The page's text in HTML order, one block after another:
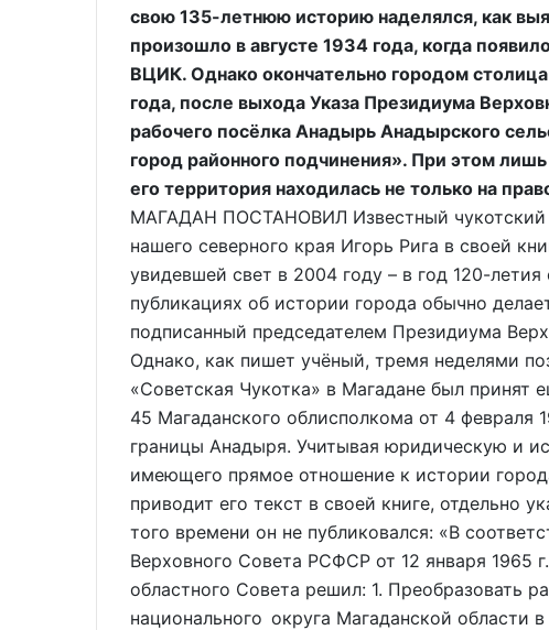
свою 135-летнюю историю наделялся, как
произошло в августе 1934 года, когда
ВЦИК. Однако окончательно городом
года, после выхода Указа Президиума
рабочего посёлка Анадырь Анадырского
город районного подчинения». При этом
его территория находилась не только на
МАГАДАН ПОСТАНОВИЛ Известный чукотский
нашего северного края Игорь Рига в своей
увидевшей свет в 2004 году – в год 120-
публикациях об истории города обычно
подписанный председателем Президиума
Однако, как пишет учёный, тремя неделями
«Советская Чукотка» в Магадане был
45 Магаданского облисполкома от 4 февраля
границы Анадыря. Учитывая юридическую и
имеющего прямое отношение к истории
приводит его текст в своей книге, отдельно
того времени он не публиковался: «В
Верховного Совета РСФСР от 12 января 1965
областного Совета решил: 1. Преобразовать
национального округа Магаданской области